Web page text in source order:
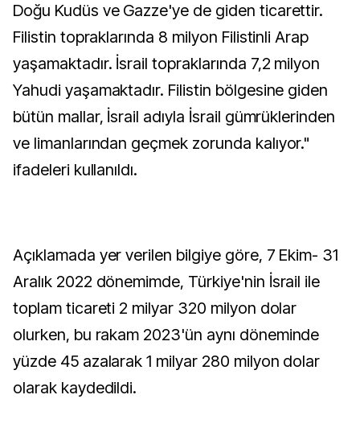
Doğu Kudüs ve Gazze'ye de giden ticarettir.
Filistin topraklarında 8 milyon Filistinli Arap
yaşamaktadır. İsrail topraklarında 7,2 milyon
Yahudi yaşamaktadır. Filistin bölgesine giden
bütün mallar, İsrail adıyla İsrail gümrüklerinden
ve limanlarından geçmek zorunda kalıyor."
ifadeleri kullanıldı.
Açıklamada yer verilen bilgiye göre, 7 Ekim- 31
Aralık 2022 dönemimde, Türkiye'nin İsrail ile
toplam ticareti 2 milyar 320 milyon dolar
olurken, bu rakam 2023'ün aynı döneminde
yüzde 45 azalarak 1 milyar 280 milyon dolar
olarak kaydedildi.